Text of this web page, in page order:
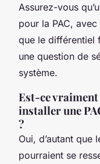
Assurez-vous
pour la PAC,
que le différentiel
une question de
système.
Est-ce
installer une
?
Oui, d’autant que
pourraient se